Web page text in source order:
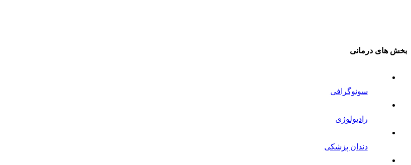
بخش های درمانی
سونوگرافی
رادیولوژی
دندان پزشکی